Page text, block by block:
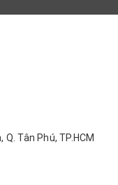
Tân Phú, TP.HCM